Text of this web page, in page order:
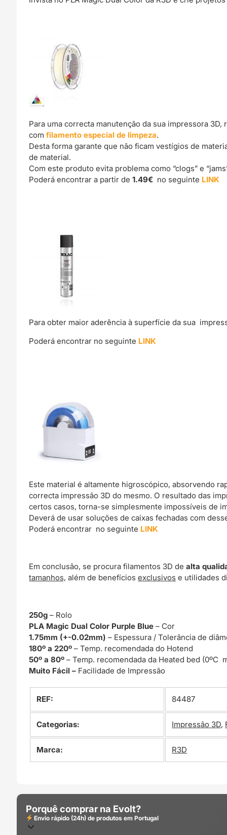
Para uma correcta manutenção da sua impressora
com filamento especial de limpeza.
Desta forma garante que não ficam vestígios de
de material.
Com este produto evita problema como “clogs” e
Poderá encontrar a partir de1.49€ no seguinte LINK
Para obter maior aderência à superfície da sua
Poderá encontrar no seguinte LINK
Este material é altamente higroscópico, absorvendo
correcta impressão 3D do mesmo. O resultado das
certos casos, torna-se simplesmente impossíveis de
Deverá de usar soluções de caixas fechadas com
Poderá encontrar no seguinte LINK
Em conclusão, se procura filamentos 3D dealta
tamanhos, além de benefíciosexclusivos e utilidades
250g – Rolo
PLA Magic Dual Color Purple Blue– Cor
1.75mm (+-0.02mm)– Espessura / Tolerância de
180º a 220º– Temp. recomendada do Hotend
50º a 80º– Temp. recomendada da Heated bed (0ºC
Muito Fácil – Facilidade de Impressão
REF: 84487
Categorias: Impressão 3D,
Marca: R3D
Porquê comprar na Evolt?
Envio rápido (24h) de produtos em Portugal